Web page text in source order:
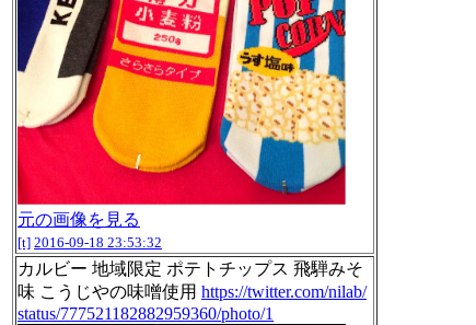
元の画像を見る
[t] 2016-09-18 23:53:32
カルビー 地域限定 ポテトチップス 飛騨みそ
味 こうじやの味噌使用 https://twitter.com/nilab/
status/777521182882959360/photo/1